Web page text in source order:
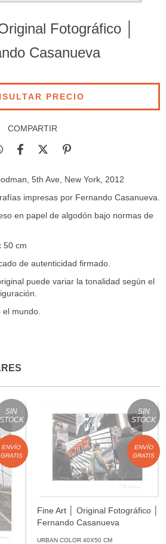
Fotográfico │
Casanueva
COMPARTIR
5th Ave, New York, 2012
impresas por Fernando Casanueva.
en papel de algodón bajo normas de
50 cm
de autenticidad firmado.
puede variar la tonalidad según el
mundo.
SIN
ENVÍO
GRATIS
SIN
STOCK
ENVÍO
GRATIS
Fine Art │ Original Fotográfico │
Fernando Casanueva
URBAN COLOR 40X50 CM